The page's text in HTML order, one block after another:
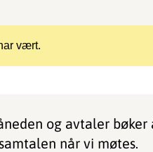
vært.
og avtaler
når vi møtes.